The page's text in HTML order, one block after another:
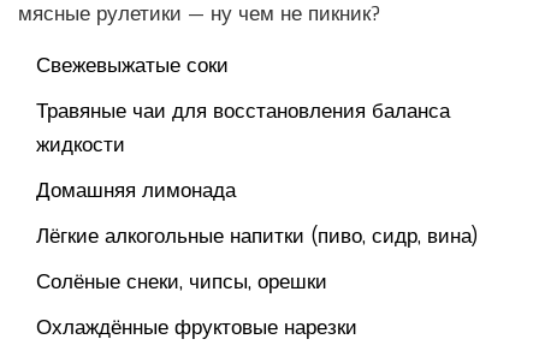
мясные рулетики — ну чем не пикник?
Свежевыжатые соки
Травяные чаи для восстановления баланса
жидкости
Домашняя лимонада
Лёгкие алкогольные напитки (пиво, сидр, вина)
Солёные снеки, чипсы, орешки
Охлаждённые фруктовые нарезки